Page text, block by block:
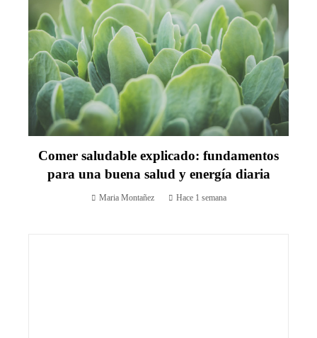
Comer saludable explicado: fundamentos
para una buena salud y energía diaria
Maria Montañez Hace 1 semana